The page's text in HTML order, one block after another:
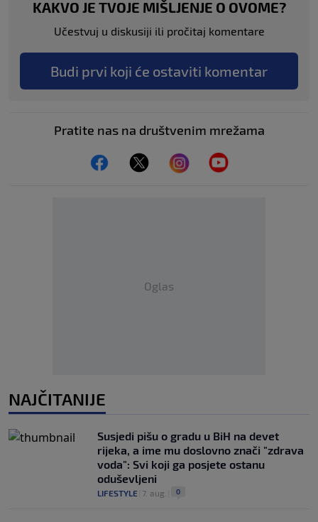
KAKVO JE TVOJE MIŠLJENJE O OVOME?
Učestvuj u diskusiji ili pročitaj komentare
Budi prvi koji će ostaviti komentar
Pratite nas na društvenim mrežama
Oglas
NAJČITANIJE
Susjedi pišu o gradu u BiH na devet
rijeka, a ime mu doslovno znači "zdrava
voda": Svi koji ga posjete ostanu
oduševljeni
LIFESTYLE 7. aug. 0